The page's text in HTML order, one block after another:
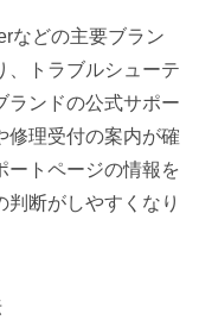
などの主要ブラン
、トラブルシューテ
ランドの公式サポー
修理受付の案内が確
ートページの情報を
断がしやすくなり